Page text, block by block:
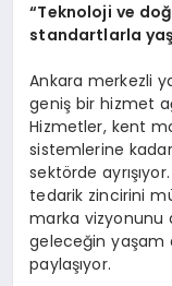
“Teknoloji ve
standartlarla
Ankara merkezli
geniş bir hizmet
Hizmetler, kent
sistemlerine
sektörde
tedarik zincirini
marka vizyonunu
geleceğin yaşam
paylaşıyor.